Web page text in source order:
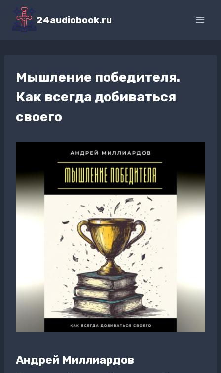
Перейти
содержимому
24audiobook.ru
Мышление победителя.
Как всегда добиваться
своего
Андрей Миллиардов